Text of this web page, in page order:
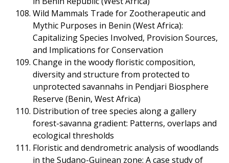
Wild Mammals Trade for Zootherapeutic and
Mythic Purposes in Benin (West Africa):
Capitalizing Species Involved, Provision Sources,
and Implications for Conservation
Change in the woody floristic composition,
diversity and structure from protected to
unprotected savannahs in Pendjari Biosphere
Reserve (Benin, West Africa)
Distribution of tree species along a gallery
forest-savanna gradient: Patterns, overlaps and
ecological thresholds
Floristic and dendrometric analysis of woodlands
in the Sudano-Guinean zone: A case study of